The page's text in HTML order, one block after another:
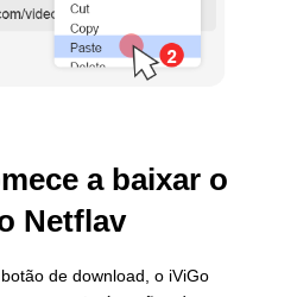
a baixar o
Netflav
de download, o iViGo